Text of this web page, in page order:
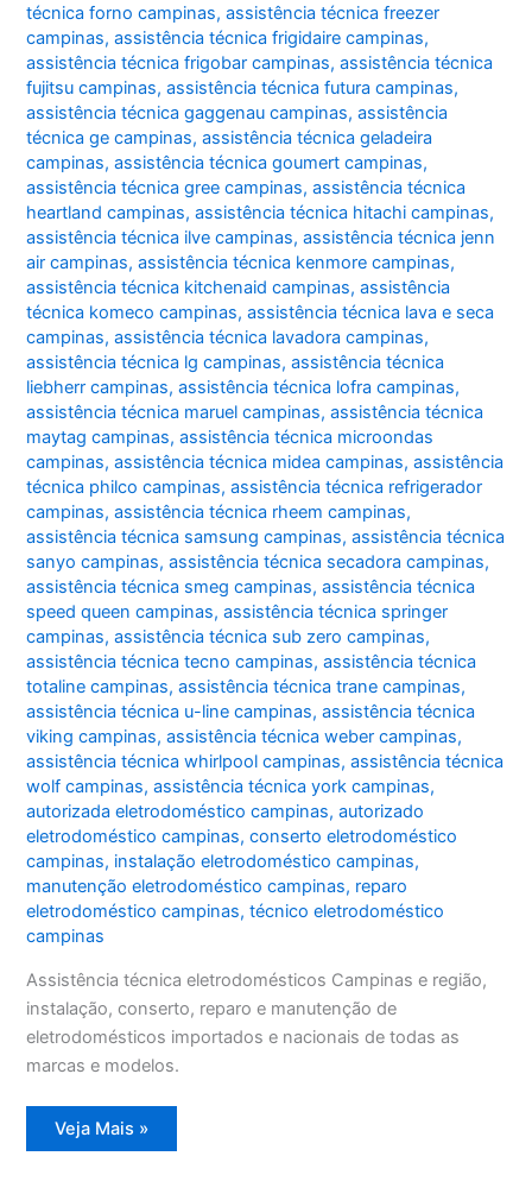
técnica forno campinas,assistência técnica freezer
campinas,assistência técnica frigidaire campinas,
assistência técnica frigobar campinas,assistência técnica
fujitsu campinas,assistência técnica futura campinas,
assistência técnica gaggenau campinas,assistência
técnica ge campinas,assistência técnica geladeira
campinas,assistência técnica goumert campinas,
assistência técnica gree campinas,assistência técnica
heartland campinas,assistência técnica hitachi campinas,
assistência técnica ilve campinas,assistência técnica jenn
air campinas,assistência técnica kenmore campinas,
assistência técnica kitchenaid campinas,assistência
técnica komeco campinas,assistência técnica lava e seca
campinas,assistência técnica lavadora campinas,
assistência técnica lg campinas,assistência técnica
liebherr campinas,assistência técnica lofra campinas,
assistência técnica maruel campinas,assistência técnica
maytag campinas,assistência técnica microondas
campinas,assistência técnica midea campinas,assistência
técnica philco campinas,assistência técnica refrigerador
campinas,assistência técnica rheem campinas,
assistência técnica samsung campinas,assistência técnica
sanyo campinas,assistência técnica secadora campinas,
assistência técnica smeg campinas,assistência técnica
speed queen campinas,assistência técnica springer
campinas,assistência técnica sub zero campinas,
assistência técnica tecno campinas,assistência técnica
totaline campinas,assistência técnica trane campinas,
assistência técnica u-line campinas,assistência técnica
viking campinas,assistência técnica weber campinas,
assistência técnica whirlpool campinas,assistência técnica
wolf campinas,assistência técnica york campinas,
autorizada eletrodoméstico campinas,autorizado
eletrodoméstico campinas,conserto eletrodoméstico
campinas, instalação eletrodoméstico campinas,
manutenção eletrodoméstico campinas, reparo
eletrodoméstico campinas,técnico eletrodoméstico
campinas
Assistência técnica eletrodomésticos Campinas e região,
instalação, conserto, reparo e manutenção de
eletrodomésticos importados e nacionais de todas as
marcas e modelos.
Assistência
técnica
Veja Mais »